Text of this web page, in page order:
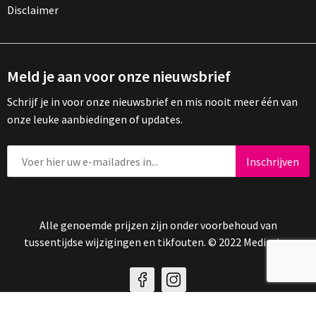
Disclaimer
Meld je aan voor onze nieuwsbrief
Schrijf je in voor onze nieuwsbrief en mis nooit meer één van
onze leuke aanbiedingen of updates.
Alle genoemde prijzen zijn onder voorbehoud van
tussentijdse wijzigingen en tikfouten. © 2022 Mediasign